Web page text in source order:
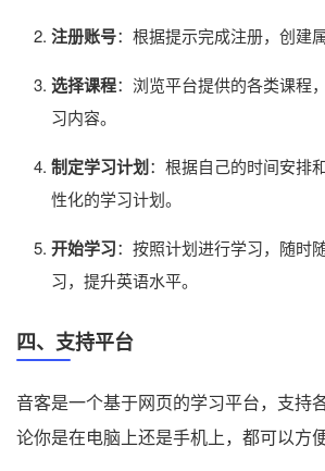
注册账号：根据提示完成注册，创建
选择课程：浏览平台提供的各类课程
习内容。
制定学习计划：根据自己的时间安排
性化的学习计划。
开始学习：按照计划进行学习，随时
习，提升英语水平。
四、支持平台
音客是一个基于网页的学习平台，支持
论你是在电脑上还是手机上，都可以方